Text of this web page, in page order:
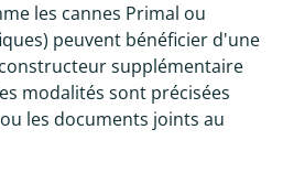
les cannes Primal ou
peuvent bénéficier d'une
supplémentaire
modalités sont précisées
les documents joints au